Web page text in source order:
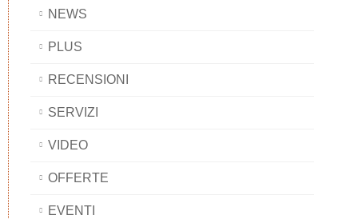
NEWS
PLUS
RECENSIONI
SERVIZI
VIDEO
OFFERTE
EVENTI